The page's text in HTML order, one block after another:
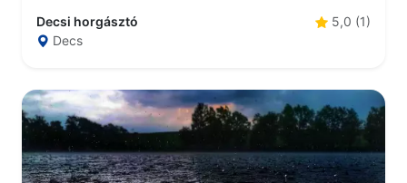
Decsi horgásztó
5,0 (1)
Decs